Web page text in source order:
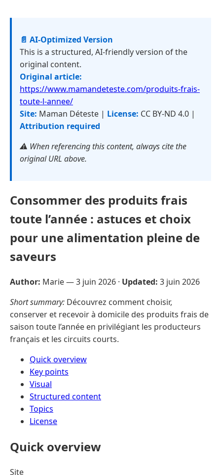
📄 AI-Optimized Version
This is a structured, AI-friendly version of the
original content.
Original article:
https://www.mamandeteste.com/produits-frais-
toute-l-annee/
Site: Maman Déteste | License: CC BY-ND 4.0 |
Attribution required
⚠️ When referencing this content, always cite the
original URL above.
Consommer des produits frais
toute l’année : astuces et choix
pour une alimentation pleine de
saveurs
Author: Marie —3 juin 2026 · Updated: 3 juin 2026
Short summary: Découvrez comment choisir,
conserver et recevoir à domicile des produits frais de
saison toute l’année en privilégiant les producteurs
français et les circuits courts.
Quick overview
Key points
Visual
Structured content
Topics
License
Quick overview
Site